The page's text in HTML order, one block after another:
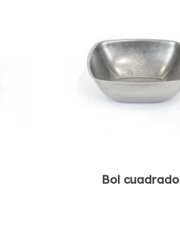
Bol cuadrado